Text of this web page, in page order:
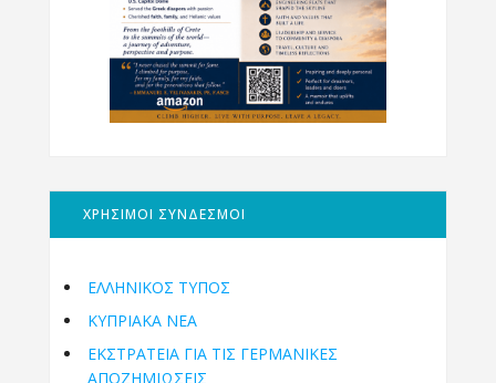
ΧΡΗΣΙΜΟΙ ΣΥΝΔΕΣΜΟΙ
ΕΛΛΗΝΙΚΟΣ ΤΥΠΟΣ
ΚΥΠΡΙΑΚΑ ΝΕΑ
ΕΚΣΤΡΑΤΕΙΑ ΓΙΑ ΤΙΣ ΓΕΡΜΑΝΙΚΕΣ
ΑΠΟΖΗΜΙΩΣΕΙΣ